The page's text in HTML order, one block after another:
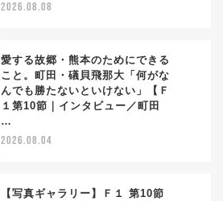
2026.08.08
愛する故郷・熊本のためにできる
こと。町田・礒貝飛那大「何がな
んでも勝たないといけない」【Ｆ
１第10節｜インタビュー／町田
…
2026.08.04
【写真ギャラリー】Ｆ１ 第10節